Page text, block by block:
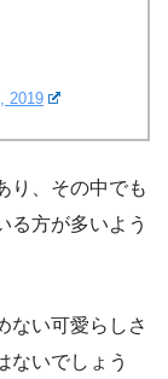
2019
り、その中でも
る方が多いよう
ない可愛らしさ
ないでしょう